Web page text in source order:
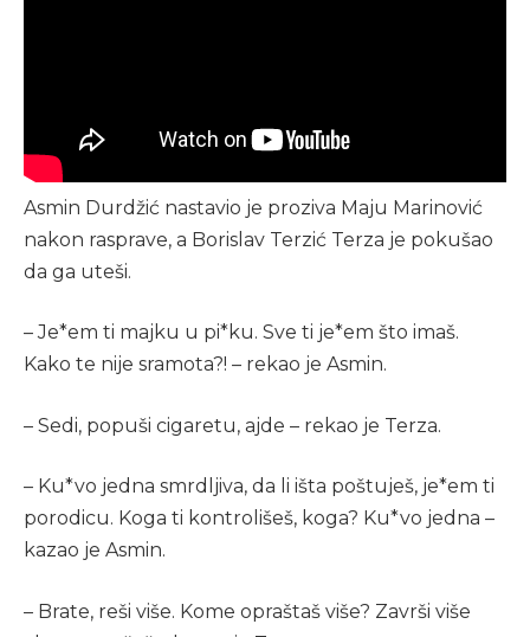
Asmin Durdžić nastavio je proziva Maju Marinović
nakon rasprave, a Borislav Terzić Terza je pokušao
da ga uteši.
– Je*em ti majku u pi*ku. Sve ti je*em što imaš.
Kako te nije sramota?! – rekao je Asmin.
– Sedi, popuši cigaretu, ajde – rekao je Terza.
– Ku*vo jedna smrdljiva, da li išta poštuješ, je*em ti
porodicu. Koga ti kontrolišeš, koga? Ku*vo jedna –
kazao je Asmin.
– Brate, reši više. Kome opraštaš više? Završi više